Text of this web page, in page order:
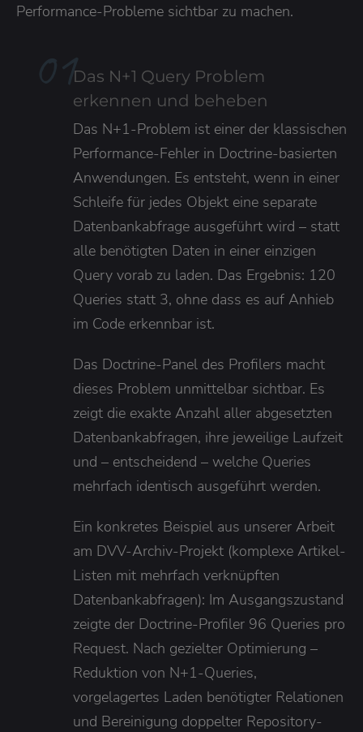
Performance-Probleme sichtbar zu machen.
01Das N+1 Query Problem
erkennen und beheben
Das N+1-Problem ist einer der klassischen
Performance-Fehler in Doctrine-basierten
Anwendungen. Es entsteht, wenn in einer
Schleife für jedes Objekt eine separate
Datenbankabfrage ausgeführt wird – statt
alle benötigten Daten in einer einzigen
Query vorab zu laden. Das Ergebnis: 120
Queries statt 3, ohne dass es auf Anhieb
im Code erkennbar ist.
Das Doctrine-Panel des Profilers macht
dieses Problem unmittelbar sichtbar. Es
zeigt die exakte Anzahl aller abgesetzten
Datenbankabfragen, ihre jeweilige Laufzeit
und – entscheidend – welche Queries
mehrfach identisch ausgeführt werden.
Ein konkretes Beispiel aus unserer Arbeit
am DVV-Archiv-Projekt (komplexe Artikel-
Listen mit mehrfach verknüpften
Datenbankabfragen): Im Ausgangszustand
zeigte der Doctrine-Profiler 96 Queries pro
Request. Nach gezielter Optimierung –
Reduktion von N+1-Queries,
vorgelagertes Laden benötigter Relationen
und Bereinigung doppelter Repository-